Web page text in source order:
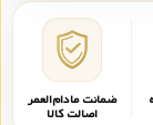
ضمانت مادام‌العمر
اصالت کالا